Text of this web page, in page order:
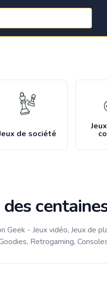
de société
- Jeux vidéo, Jeux de
Retrogaming,